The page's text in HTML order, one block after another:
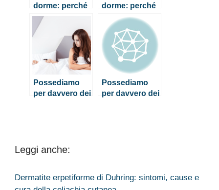
dorme: perché
succede e cosa
fare
dorme: perché
succede e cosa
fare
Possediamo
per davvero dei
Possediamo
per davvero dei
Leggi anche:
Dermatite erpetiforme di Duhring: sintomi, cause e